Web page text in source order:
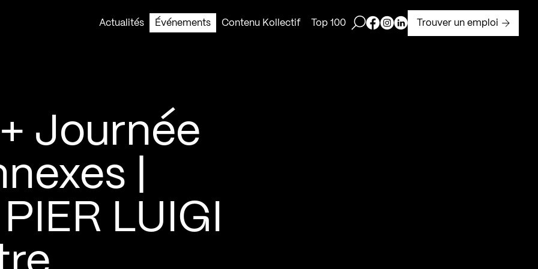
Actualités
Événements Contenu Kollectif Top 100 Ouvrir la barre de recherche
Page Facebook de Kollectif
Page Instagram de Kollectif
Page Linkedin de Kollectif
Trouver un emploi
Journée
|
LUIGI